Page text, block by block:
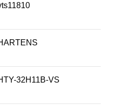
32H11B-VS